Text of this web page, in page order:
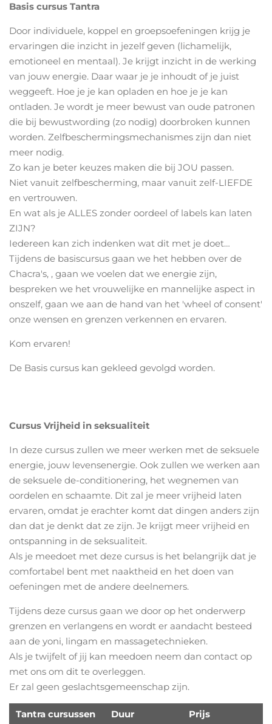
Basis cursus Tantra
Door individuele, koppel en groepsoefeningen krijg je
ervaringen die inzicht in jezelf geven (lichamelijk,
emotioneel en mentaal). Je krijgt inzicht in de werking
van jouw energie. Daar waar je je inhoudt of je juist
weggeeft. Hoe je je kan opladen en hoe je je kan
ontladen. Je wordt je meer bewust van oude patronen
die bij bewustwording (zo nodig) doorbroken kunnen
worden. Zelfbeschermingsmechanismes zijn dan niet
meer nodig.
Zo kan je beter keuzes maken die bij JOU passen.
Niet vanuit zelfbescherming, maar vanuit zelf-LIEFDE
en vertrouwen.
En wat als je ALLES zonder oordeel of labels kan laten
ZIJN?
Iedereen kan zich indenken wat dit met je doet…
Tijdens de basiscursus gaan we het hebben over de
Chacra's, , gaan we voelen dat we energie zijn,
bespreken we het vrouwelijke en mannelijke aspect in
onszelf, gaan we aan de hand van het 'wheel of consent'
onze wensen en grenzen verkennen en ervaren.
Kom ervaren!
De Basis cursus kan gekleed gevolgd worden.
Cursus Vrijheid in seksualiteit
In deze cursus zullen we meer werken met de seksuele
energie, jouw levensenergie. Ook zullen we werken aan
de seksuele de-conditionering, het wegnemen van
oordelen en schaamte. Dit zal je meer vrijheid laten
ervaren, omdat je erachter komt dat dingen anders zijn
dan dat je denkt dat ze zijn. Je krijgt meer vrijheid en
ontspanning in de seksualiteit.
Als je meedoet met deze cursus is het belangrijk dat je
comfortabel bent met naaktheid en het doen van
oefeningen met de andere deelnemers.
Tijdens deze cursus gaan we door op het onderwerp
grenzen en verlangens en wordt er aandacht besteed
aan de yoni, lingam en massagetechnieken.
Als je twijfelt of jij kan meedoen neem dan contact op
met ons om dit te overleggen.
Er zal geen geslachtsgemeenschap zijn.
Tantra cursussen Duur
Prijs